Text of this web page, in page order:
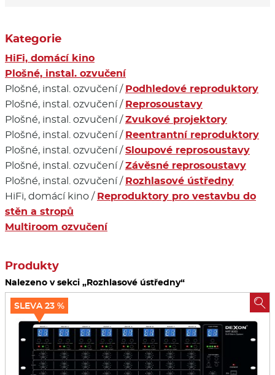
Kategorie
HiFi, domácí kino
Plošné, instal. ozvučení
Plošné, instal. ozvučení / Podhledové reproduktory
Plošné, instal. ozvučení / Reprosoustavy
Plošné, instal. ozvučení /Zvukové projektory
Plošné, instal. ozvučení / Reentrantní reproduktory
Plošné, instal. ozvučení /Sloupové reprosoustavy
Plošné, instal. ozvučení /Závěsné reprosoustavy
Plošné, instal. ozvučení / Rozhlasové ústředny
HiFi, domácí kino / Reproduktory pro vestavbu do
stěn a stropů
Multiroom ozvučení
Produkty
Nalezeno v sekci „Rozhlasové ústředny“
SLEVA 23 % 